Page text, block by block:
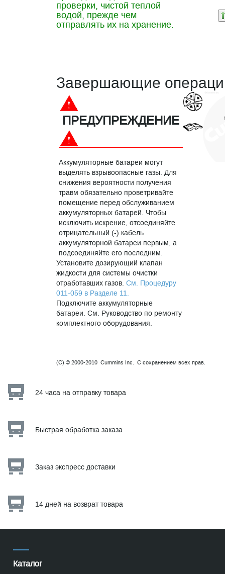
проверки, чистой теплой
водой, прежде чем
отправлять их на хранение.
Завершающие
ПРЕДУПРЕЖДЕНИЕ
Аккумуляторные батареи могут
выделять взрывоопасные газы. Для
снижения вероятности получения
травм обязательно проветривайте
помещение перед обслуживанием
аккумуляторных батарей. Чтобы
исключить искрение, отсоединяйте
отрицательный (-) кабель
аккумуляторной батареи первым, а
подсоединяйте его последним.
Установите дозирующий клапан
жидкости для системы очистки
отработавших газов.См. Процедуру
011-059 в Разделе 11.
Подключите аккумуляторные
батареи. См. Руководство по ремонту
комплектного оборудования.
(C) © 2000-2010 Cummins Inc. С сохранением всех прав.
24 часа на отправку товара
Быстрая обработка заказа
Заказ экспресс доставки
14 дней на возврат товара
Каталог